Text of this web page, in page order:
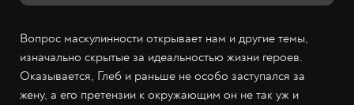
Вопрос маскулинности открывает нам и другие темы,
изначально скрытые за идеальностью жизни героев.
Оказывается, Глеб и раньше не особо заступался за
жену, а его претензии к окружающим он не так уж и